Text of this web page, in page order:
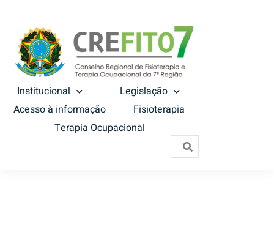
Institucional
Legislação
Acesso à informação
Fisioterapia
Terapia Ocupacional